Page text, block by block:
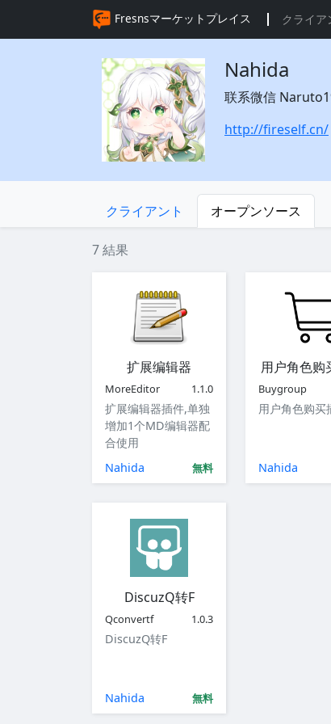
Fresnsマーケットプレイス クライア
Nahida
联系微信
http://fireself.cn/
クライアント オープンソース
7 結果
扩展编辑器
MoreEditor 1.1.0
扩展编辑器插件,单独
增加1个MD编辑器配
合使用
Nahida
無料
用户角色购
Buygroup
用户角色购买
Nahida
DiscuzQ转F
Qconvertf 1.0.3
DiscuzQ转F
Nahida 無料